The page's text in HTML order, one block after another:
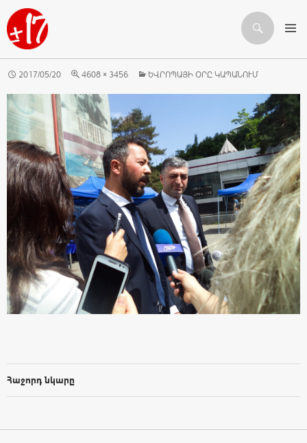
Որոնում
ԱՆՑՆԵԼ ԲՈՎԱՆԴԱԿՈՒԹՅԱՆԸ
2017/05/20 4608 × 3456 ԵՎՐՈՊԱՅԻ ՕՐԸ ԿԱՊԱՆՈՒՄ
Հաջորդ նկարը